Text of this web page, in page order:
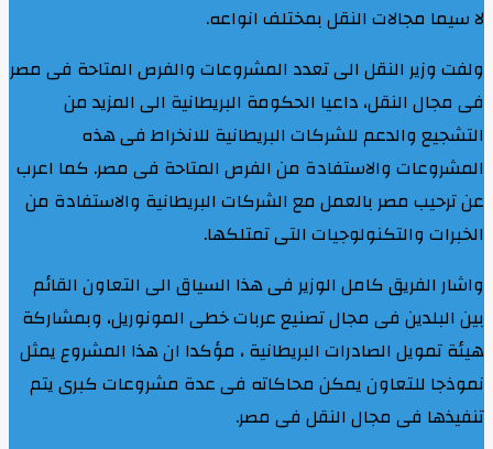
لا سيما مجالات النقل بمختلف انواعه.
ولفت وزير النقل الى تعدد المشروعات والفرص المتاحة فى مصر
فى مجال النقل، داعيا الحكومة البريطانية الى المزيد من
التشجيع والدعم للشركات البريطانية للانخراط فى هذه
المشروعات والاستفادة من الفرص المتاحة فى مصر. كما اعرب
عن ترحيب مصر بالعمل مع الشركات البريطانية والاستفادة من
الخبرات والتكنولوجيات التى تمتلكها.
واشار الفريق كامل الوزير فى هذا السياق الى التعاون القائم
بين البلدين فى مجال تصنيع عربات خطى المونوريل، وبمشاركة
هيئة تمويل الصادرات البريطانية ، مؤكدا ان هذا المشروع يمثل
نموذجا للتعاون يمكن محاكاته فى عدة مشروعات كبرى يتم
تنفيذها فى مجال النقل فى مصر.